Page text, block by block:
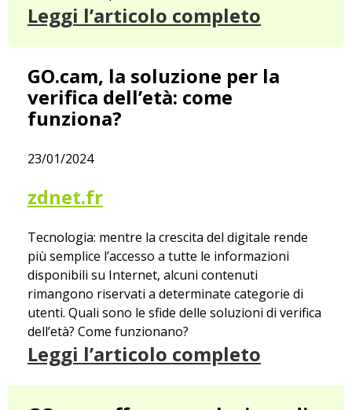
Leggi l’articolo completo
GO.cam, la soluzione per la
verifica dell’età: come
funziona?
23/01/2024
zdnet.fr
Tecnologia: mentre la crescita del digitale rende
più semplice l’accesso a tutte le informazioni
disponibili su Internet, alcuni contenuti
rimangono riservati a determinate categorie di
utenti. Quali sono le sfide delle soluzioni di verifica
dell’età? Come funzionano?
Leggi l’articolo completo